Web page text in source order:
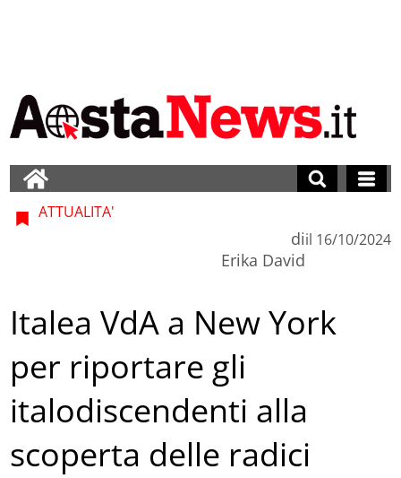
ATTUALITA'
di
Erika David
il 16/10/2024
Italea VdA a New York
per riportare gli
italodiscendenti alla
scoperta delle radici